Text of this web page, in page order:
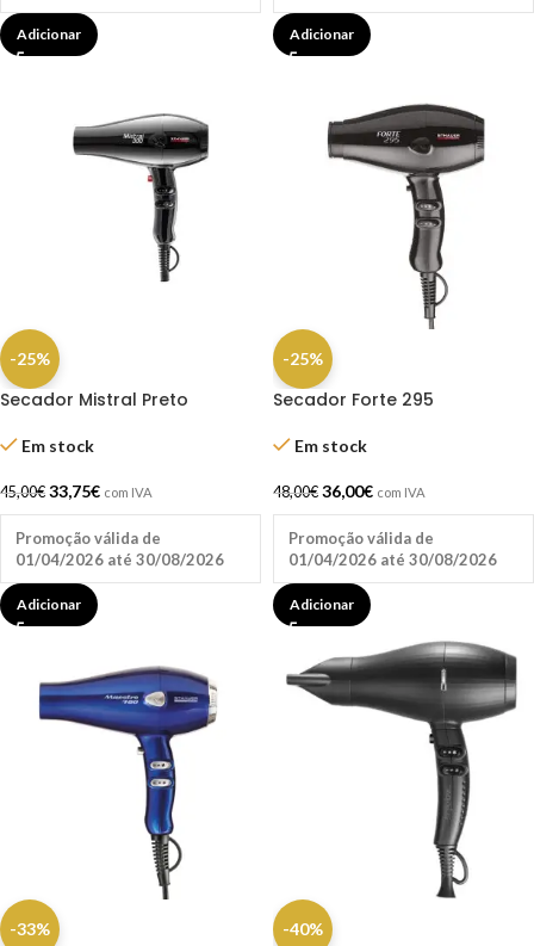
Adicionar Adicionar
-25%
Secador Mistral Preto
Em stock
45,00€ 33,75€ com IVA
Promoção válida de
01/04/2026 até 30/08/2026
Adicionar
-25%
Secador Forte 295
Difusor 2000W – Sthauer
Em stock
48,00€ 36,00€ com IVA
Promoção válida de
01/04/2026 até 30/08/2026
Adicionar
-33% -40%